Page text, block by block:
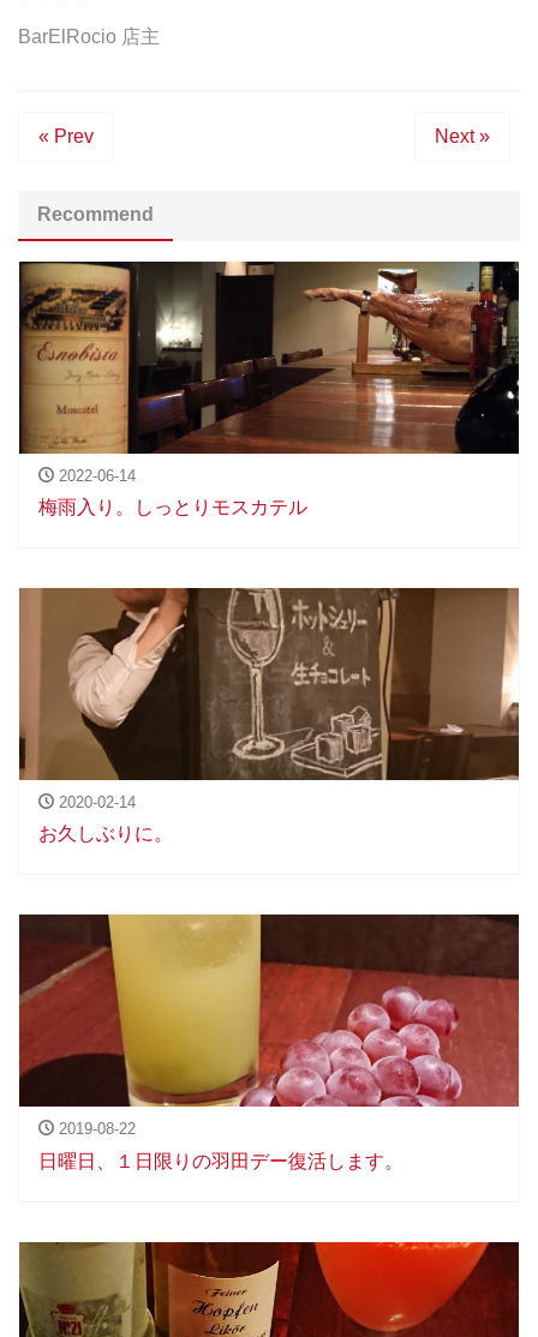
BarElRocio 店主
« Prev Next »
Recommend
2022-06-14
梅雨入り。しっとりモスカテル
2020-02-14
お久しぶりに。
2019-08-22
日曜日、１日限りの羽田デー復活します。